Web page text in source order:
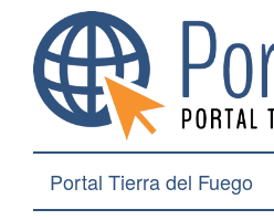
Portal Tierra del Fuego